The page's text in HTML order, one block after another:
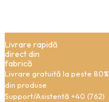
Livrare rapidă
direct din
fabrică
Livrare gratuită la peste 80%
din produse
Support/Asistentă +40 (762)